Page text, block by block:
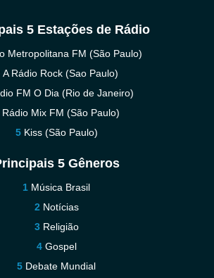
5 Estações de Rádio
Metropolitana FM (São Paulo)
A Rádio Rock (Sao Paulo)
FM O Dia (Rio de Janeiro)
Rádio Mix FM (São Paulo)
Kiss (São Paulo)
5 Gêneros
Música Brasil
Notícias
Religião
Gospel
Debate Mundial